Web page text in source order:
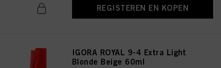
REGISTEREN EN KOPEN
IGORA ROYAL 9-4 Extra Light
Blonde Beige 60ml